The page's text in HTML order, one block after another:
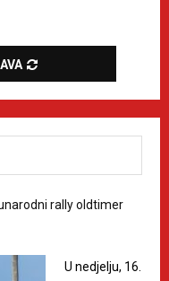
rally oldtimer
U nedjelju, 16.